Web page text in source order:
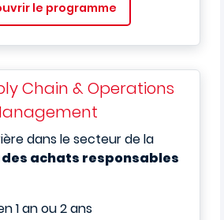
le programme
Chain & Operations
dans le secteur de la
achats responsables
1 an ou 2 ans